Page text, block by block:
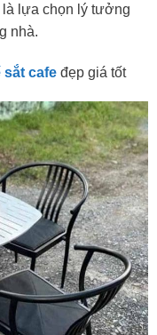
là lựa chọn lý tưởng
nhà.
sắt cafe đẹp giá tốt